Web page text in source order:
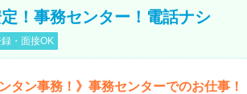
！事務センター！電話ナシ
・面接OK
タン事務！》事務センターでのお仕事！